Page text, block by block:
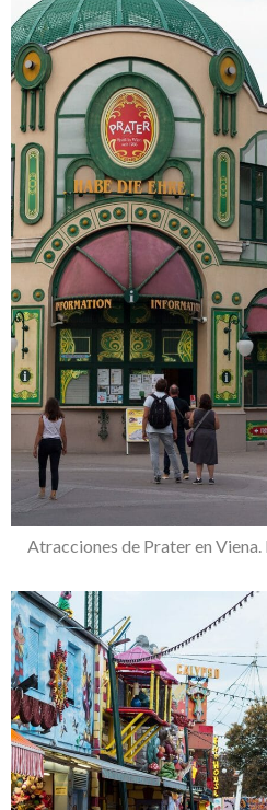
Atracciones de Prater en